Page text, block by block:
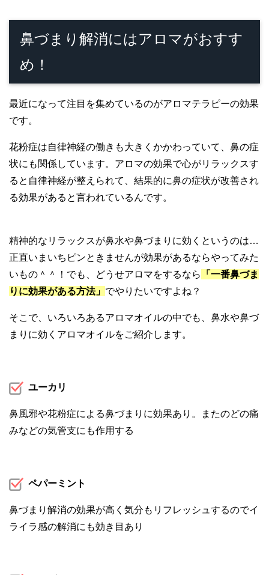
鼻づまり解消にはアロマがおすす
め！
最近になって注目を集めているのがアロマテラピーの効果
です。
花粉症は自律神経の働きも大きくかかわっていて、鼻の症
状にも関係しています。アロマの効果で心がリラックスす
ると自律神経が整えられて、結果的に鼻の症状が改善され
る効果があると言われているんです。
精神的なリラックスが鼻水や鼻づまりに効くというのは…
正直いまいちピンときませんが効果があるならやってみた
いもの＾＾！でも、どうせアロマをするなら
「一番鼻づま
りに効果がある方法」 でやりたいですよね？
そこで、いろいろあるアロマオイルの中でも、鼻水や鼻づ
まりに効くアロマオイルをご紹介します。
ユーカリ
鼻風邪や花粉症による鼻づまりに効果あり。またのどの痛
みなどの気管支にも作用する
ペパーミント
鼻づまり解消の効果が高く気分もリフレッシュするのでイ
ライラ感の解消にも効き目あり